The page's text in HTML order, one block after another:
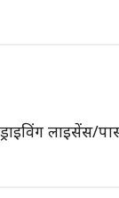
लाइसेंस/